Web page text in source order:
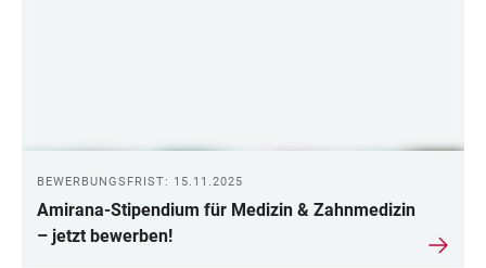
BEWERBUNGSFRIST: 15.11.2025
Amirana-Stipendium für Medizin & Zahnmedizin
– jetzt bewerben!